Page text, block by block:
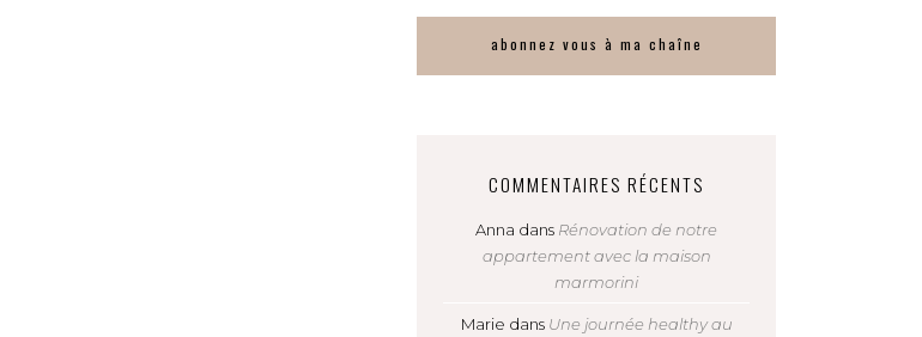
abonnez vous à ma chaîne
COMMENTAIRES RÉCENTS
Anna dans Rénovation de notre
appartement avec la maison
marmorini
Marie dans Une journée healthy au